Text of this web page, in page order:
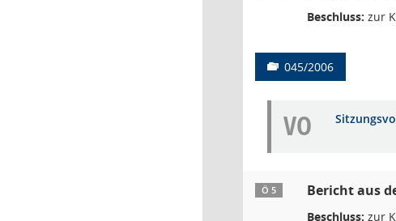
Beschluss: zur
045/2006
VO
Ö 5 Bericht aus
Beschluss: zur